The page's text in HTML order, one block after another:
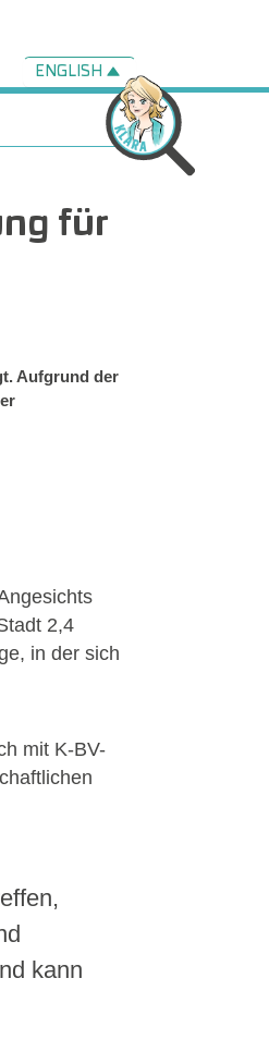
ENGLISH
für
Aufgrund der
2,4
in der sich
mit K-BV-
kann